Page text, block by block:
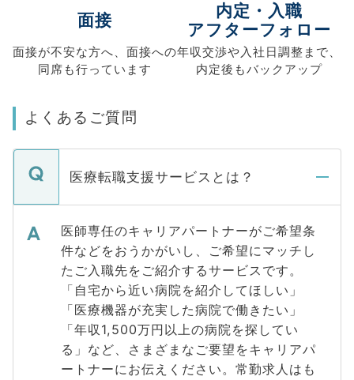
面接
面接が不安な方へ、 面接への
同席も行っています
内定・入職
アフターフォロー
年収交渉や入社日調整まで、
内定後もバックアップ
よくあるご質問
医療転職支援サービスとは？
医師専任のキャリアパートナーがご希望条
件などをおうかがいし、ご希望にマッチし
たご入職先をご紹介するサービスです。
「自宅から近い病院を紹介してほしい」
「医療機器が充実した病院で働きたい」
「年収1,500万円以上の病院を探してい
る」など、さまざまなご要望をキャリアパ
ートナーにお伝えください。常勤求人はも